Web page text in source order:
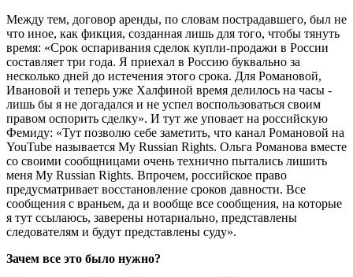
Между тем, договор аренды, по словам пострадавшего, был не
что иное, как фикция, созданная лишь для того, чтобы тянуть
время: «Срок оспаривания сделок купли-продажи в России
составляет три года. Я приехал в Россию буквально за
несколько дней до истечения этого срока. Для Романовой,
Ивановой и теперь уже Халфиной время делилось на часы -
лишь бы я не догадался и не успел воспользоваться своим
правом оспорить сделку». И тут же уповает на российскую
Фемиду: «Тут позволю себе заметить, что канал Романовой на
YouTube называется My Russian Rights. Ольга Романова вместе
со своими сообщницами очень технично пытались лишить
меня My Russian Rights. Впрочем, российское право
предусматривает восстановление сроков давности. Все
сообщения с враньем, да и вообще все сообщения, на которые
я тут ссылаюсь, заверены нотариально, представлены
следователям и будут представлены суду».
Зачем все это было нужно?